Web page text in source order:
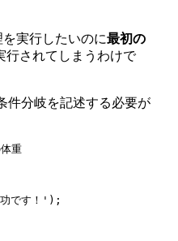
実行したいのに最初の
行されてしまうわけで
件分岐を記述する必要が
重
です！');